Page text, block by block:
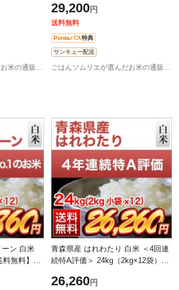
2025年産
ごはんソムリエが選んだお米の通販 お米のくりや
は窒素充填包装】 お米 令和7年産
202
29,200円
送料無料
Pontaパス特典
サンキュー配送
ごはんソムリエが選んだお米の通販 お米のくりや
ン 白米
無料】
米 令和7年
青森県産 はれわたり 白米 ＜4回連
続特A評価＞ 24kg（2kg×12袋）
装】【即日出荷】お米 令和7年産
26,260円